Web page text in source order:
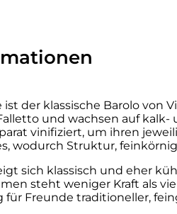
ist der klassische Barolo von
und wachsen auf kalk-
vinifiziert, um ihren
wodurch Struktur,
sich klassisch und eher
steht weniger Kraft als
Freunde traditioneller,